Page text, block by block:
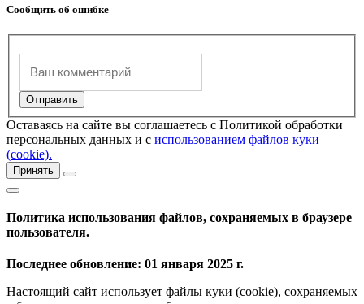
Сообщить об ошибке
Оставаясь на сайте вы соглашаетесь с Политикой обработки
персональных данных и с использованием файлов куки
(cookie).
Принять
Политика использования файлов, сохраняемых в браузере
пользователя.
Последнее обновление: 01 января 2025 г.
Настоящий сайт использует файлы куки (cookie), сохраняемых